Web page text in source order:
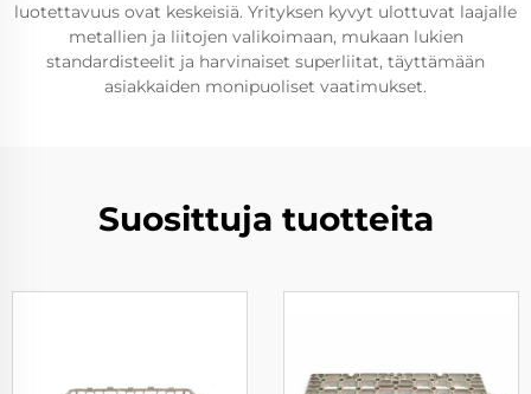
luotettavuus ovat keskeisiä. Yrityksen kyvyt ulottuvat laajalle
metallien ja liitojen valikoimaan, mukaan lukien
standardisteelit ja harvinaiset superliitat, täyttämään
asiakkaiden monipuoliset vaatimukset.
Suosittuja tuotteita